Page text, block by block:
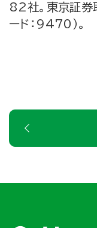
82社。東京証券
ード：9470）。